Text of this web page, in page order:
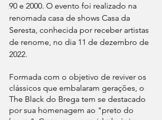
90 e 2000. O evento foi realizado na
renomada casa de shows Casa da
Seresta, conhecida por receber artistas
de renome, no dia 11 de dezembro de
2022.
Formada com o objetivo de reviver os
clássicos que embalaram gerações, o
The Black do Brega tem se destacado
por sua homenagem ao "preto do